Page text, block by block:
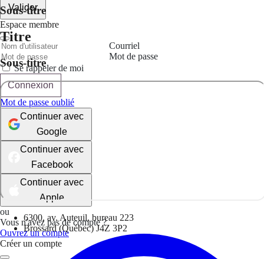
Sous-titre
Titre
Sous-titre
6300, av. Auteuil, bureau 223
Brossard (Québec) J4Z 3P2
Valider
Espace membre
Courriel
Mot de passe
Se rappeler de moi
Connexion
Mot de passe oublié
Continuer avec
Google
Continuer avec
Facebook
Continuer avec
Apple
ou
Vous n'avez pas de compte ?
Ouvrez un compte
Créer un compte